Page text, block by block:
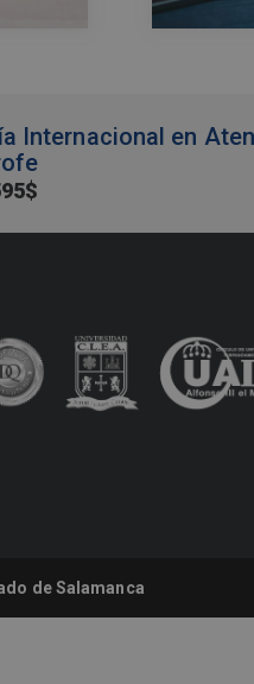
Internacional en
$
de Salamanca